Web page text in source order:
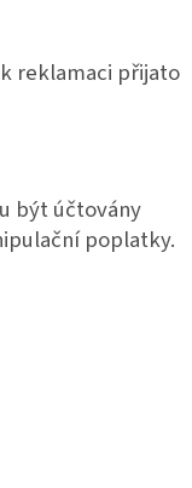
reklamaci přijato
být účtovány
poplatky.